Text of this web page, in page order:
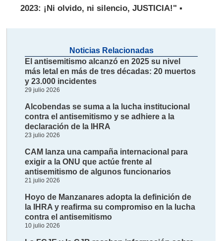
2023: ¡Ni olvido, ni silencio, JUSTICIA!" ▪
Noticias Relacionadas
El antisemitismo alcanzó en 2025 su nivel
más letal en más de tres décadas: 20 muertos
y 23.000 incidentes
29 julio 2026
Alcobendas se suma a la lucha institucional
contra el antisemitismo y se adhiere a la
declaración de la IHRA
23 julio 2026
CAM lanza una campaña internacional para
exigir a la ONU que actúe frente al
antisemitismo de algunos funcionarios
21 julio 2026
Hoyo de Manzanares adopta la definición de
la IHRA y reafirma su compromiso en la lucha
contra el antisemitismo
10 julio 2026